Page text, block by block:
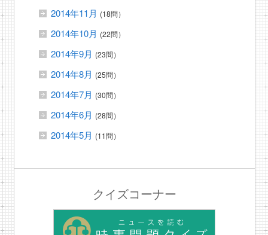
2014年11月 (18問）
2014年10月 (22問）
2014年9月 (23問）
2014年8月 (25問）
2014年7月 (30問）
2014年6月 (28問）
2014年5月 (11問）
クイズコーナー